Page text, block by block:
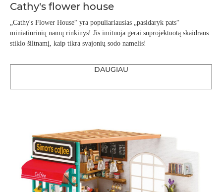
Cathy's flower house
„Cathy's Flower House“ yra populiariausias „pasidaryk pats“
miniatiūrinių namų rinkinys! Jis imituoja gerai suprojektuotą skaidraus
stiklo šiltnamį, kaip tikra svajonių sodo namelis!
DAUGIAU